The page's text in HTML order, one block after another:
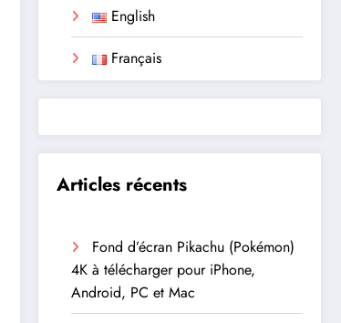
English
Français
Articles récents
Fond d’écran Pikachu (Pokémon)
4K à télécharger pour iPhone,
Android, PC et Mac